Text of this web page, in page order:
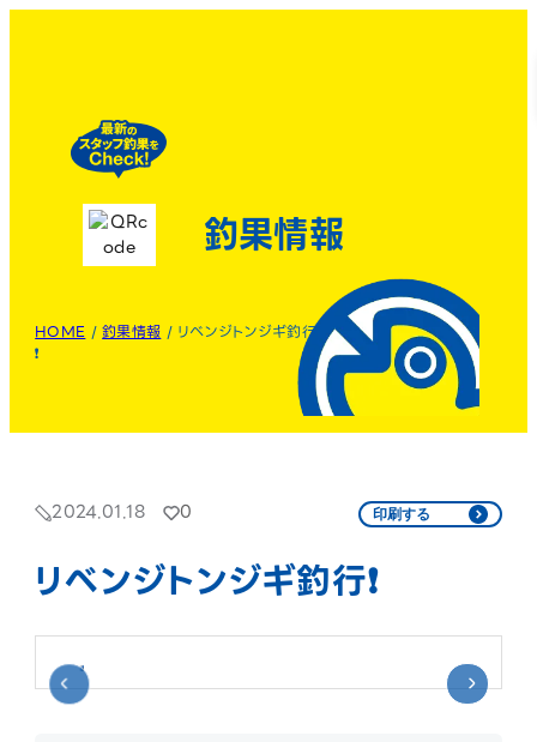
釣果情報
HOME /釣果情報 / リベンジトンジギ釣行
❗️
2024.01.18 0 印刷する
リベンジトンジギ釣行❗️